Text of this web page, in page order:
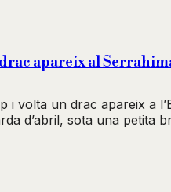
apareix al
i volta un drac apareix a
d’abril, sota una